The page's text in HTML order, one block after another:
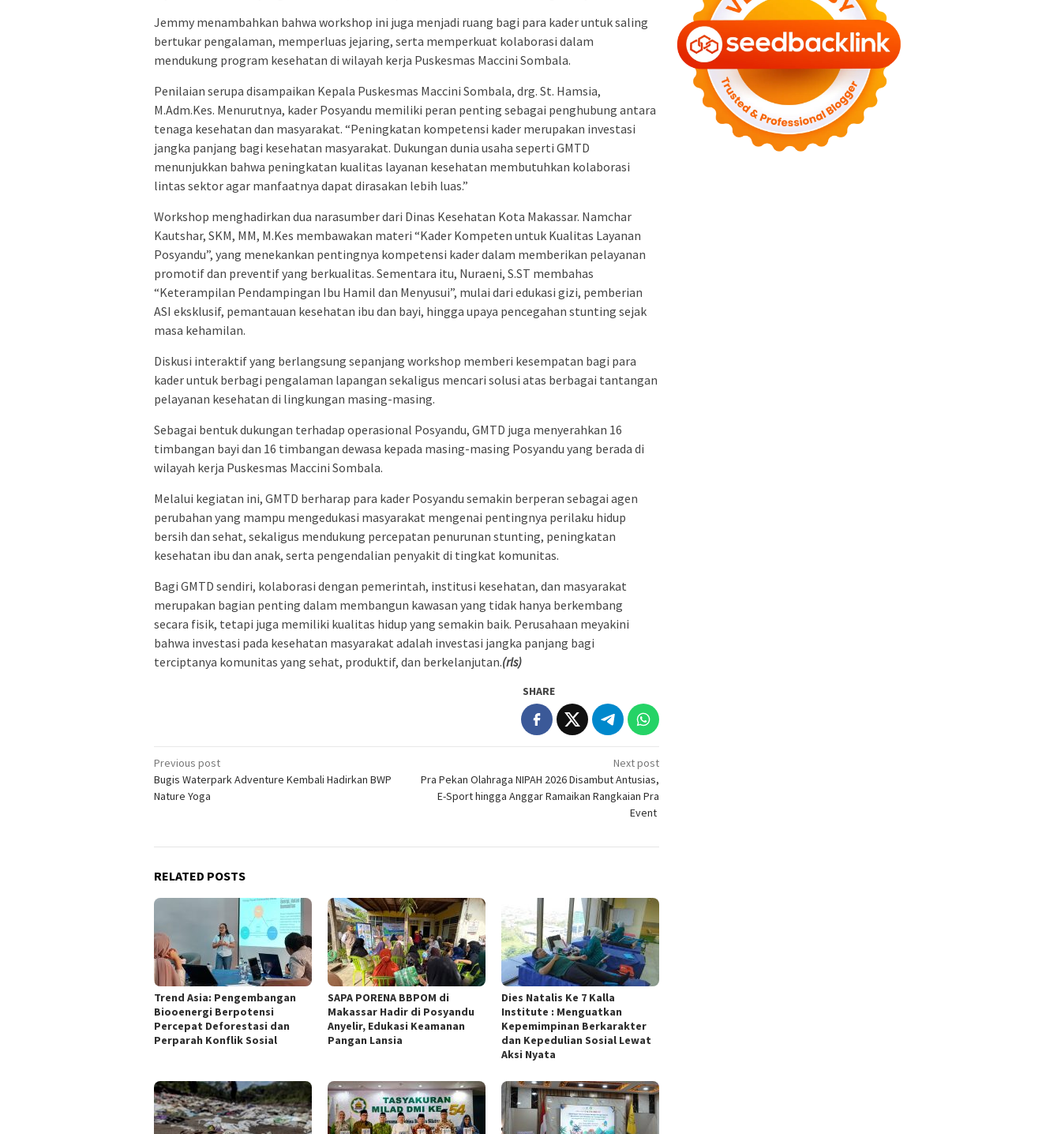
Jemmy menambahkan bahwa workshop ini juga menjadi ruang bagi para kader untuk saling
bertukar pengalaman, memperluas jejaring, serta memperkuat kolaborasi dalam
mendukung program kesehatan di wilayah kerja Puskesmas Maccini Sombala.
Penilaian serupa disampaikan Kepala Puskesmas Maccini Sombala, drg. St. Hamsia,
M.Adm.Kes. Menurutnya, kader Posyandu memiliki peran penting sebagai penghubung antara
tenaga kesehatan dan masyarakat. “Peningkatan kompetensi kader merupakan investasi
jangka panjang bagi kesehatan masyarakat. Dukungan dunia usaha seperti GMTD
menunjukkan bahwa peningkatan kualitas layanan kesehatan membutuhkan kolaborasi
lintas sektor agar manfaatnya dapat dirasakan lebih luas.”
Workshop menghadirkan dua narasumber dari Dinas Kesehatan Kota Makassar. Namchar
Kautshar, SKM, MM, M.Kes membawakan materi “Kader Kompeten untuk Kualitas Layanan
Posyandu”, yang menekankan pentingnya kompetensi kader dalam memberikan pelayanan
promotif dan preventif yang berkualitas. Sementara itu, Nuraeni, S.ST membahas
“Keterampilan Pendampingan Ibu Hamil dan Menyusui”, mulai dari edukasi gizi, pemberian
ASI eksklusif, pemantauan kesehatan ibu dan bayi, hingga upaya pencegahan stunting sejak
masa kehamilan.
Diskusi interaktif yang berlangsung sepanjang workshop memberi kesempatan bagi para
kader untuk berbagi pengalaman lapangan sekaligus mencari solusi atas berbagai tantangan
pelayanan kesehatan di lingkungan masing-masing.
Sebagai bentuk dukungan terhadap operasional Posyandu, GMTD juga menyerahkan 16
timbangan bayi dan 16 timbangan dewasa kepada masing-masing Posyandu yang berada di
wilayah kerja Puskesmas Maccini Sombala.
Melalui kegiatan ini, GMTD berharap para kader Posyandu semakin berperan sebagai agen
perubahan yang mampu mengedukasi masyarakat mengenai pentingnya perilaku hidup
bersih dan sehat, sekaligus mendukung percepatan penurunan stunting, peningkatan
kesehatan ibu dan anak, serta pengendalian penyakit di tingkat komunitas.
Bagi GMTD sendiri, kolaborasi dengan pemerintah, institusi kesehatan, dan masyarakat
merupakan bagian penting dalam membangun kawasan yang tidak hanya berkembang
secara fisik, tetapi juga memiliki kualitas hidup yang semakin baik. Perusahaan meyakini
bahwa investasi pada kesehatan masyarakat adalah investasi jangka panjang bagi
terciptanya komunitas yang sehat, produktif, dan berkelanjutan.(rls)
SHARE
Post
navigation
Previous post
Bugis Waterpark Adventure Kembali Hadirkan BWP
Nature Yoga
Next post
Pra Pekan Olahraga NIPAH 2026 Disambut Antusias,
E-Sport hingga Anggar Ramaikan Rangkaian Pra
Event
RELATED POSTS
Trend Asia: Pengembangan
Biooenergi Berpotensi
Percepat Deforestasi dan
Perparah Konflik Sosial
SAPA PORENA BBPOM di
Makassar Hadir di Posyandu
Anyelir, Edukasi Keamanan
Pangan Lansia
Dies Natalis Ke 7 Kalla
Institute : Menguatkan
Kepemimpinan Berkarakter
dan Kepedulian Sosial Lewat
Aksi Nyata